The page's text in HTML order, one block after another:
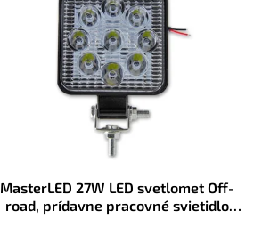
MasterLED 27W LED svetlomet Off-
road, prídavne pracovné svietidlo